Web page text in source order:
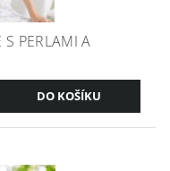
PERLAMI A